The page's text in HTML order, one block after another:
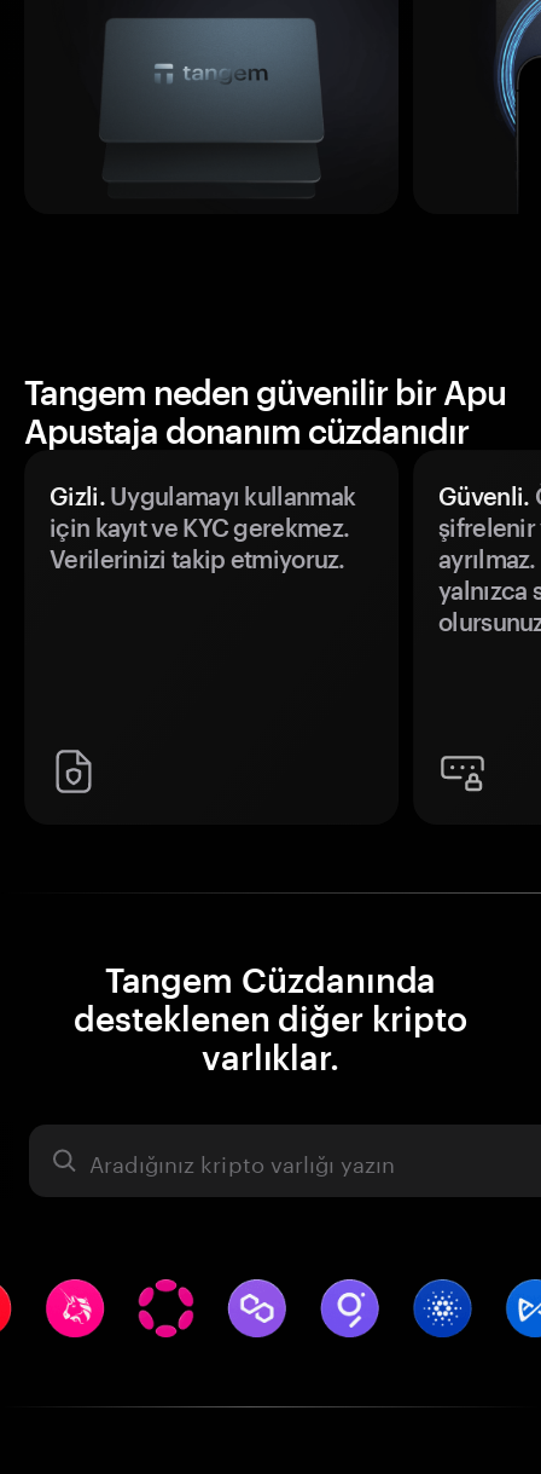
Tangem neden güvenilir bir Apu
Apustaja donanım cüzdanıdır
Gizli.Uygulamayı kullanmak
için kayıt ve KYC gerekmez.
Verilerinizi takip etmiyoruz.
Güvenli.
şifrelenir
yalnızca
Tangem Cüzdanında
desteklenen diğer kripto
varlıklar.
Varlık